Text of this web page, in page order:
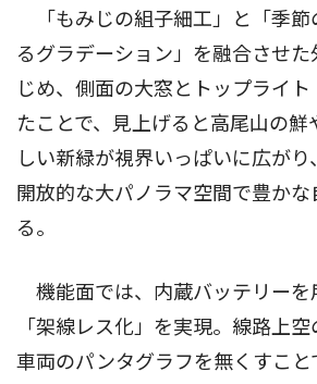
「もみじの組子細工」と「季節
るグラデーション」を融合させ
じめ、側面の大窓とトップライ
たことで、見上げると高尾山の鮮
しい新緑が視界いっぱいに広が
開放的な大パノラマ空間で豊かな
る。
機能面では、内蔵バッテリーを
「架線レス化」を実現。線路上
車両のパンタグラフを無くすこ